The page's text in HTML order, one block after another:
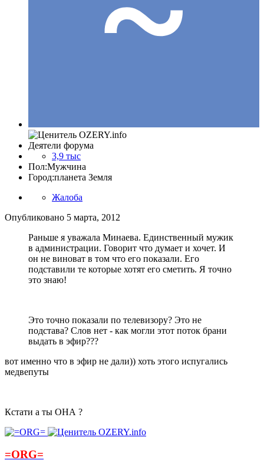
Деятели форума
3,9 тыс
Пол:Мужчина
Город:планета Земля
Жалоба
Опубликовано 5 марта, 2012
Раньше я уважала Минаева. Единственный мужик
в администрации. Говорит что думает и хочет. И
он не виноват в том что его показали. Его
подставили те которые хотят его сметить. Я точно
это знаю!
Это точно показали по телевизору? Это не
подстава? Слов нет - как могли этот поток брани
выдать в эфир???
вот именно что в эфир не дали)) хоть этого испугались
медвепуты
Кстати а ты ОНА ?
=ORG=